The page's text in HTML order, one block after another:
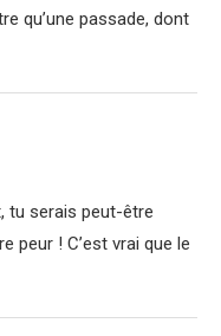
qu’une passade, dont
tu serais peut-être
peur ! C’est vrai que le